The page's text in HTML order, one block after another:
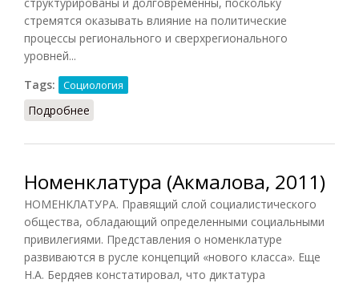
стремятся оказывать влияние на политические
процессы регионального и сверхрегионального
уровней...
Tags:
Социология
Подробнее
Номенклатура (Акмалова, 2011)
НОМЕНКЛАТУРА. Правящий слой социалистического
общества, обладающий определенными социальными
привилегиями. Представления о номенклатуре
развиваются в русле концепций «нового класса». Еще
Н.А. Бердяев констатировал, что диктатура